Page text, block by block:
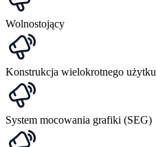
Wolnostojący
Konstrukcja wielokrotnego użytku
System mocowania grafiki (SEG)